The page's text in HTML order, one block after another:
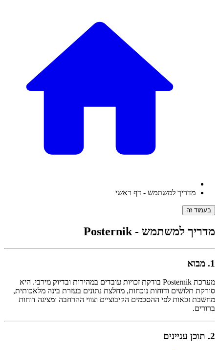
מדריך למשתמש - דף ראשי
בעמוד זה
מדריך למשתמש - Posternik
1. מבוא
מערכת Posternik בודקת זכויות עובדים במהירות ובדיוק מירבי. היא
סורקת תלושים ודוחות נוכחות, מחלצת נתונים בעזרת בינה מלאכותית,
מחשבת זכאות לפי ההסכמים הקיבוציים וצווי ההרחבה ומציגה דוחות
ברורים.
2. תוכן עניינים